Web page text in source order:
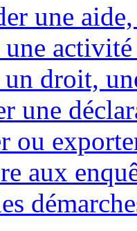
une
une
droit,
une
ou
aux